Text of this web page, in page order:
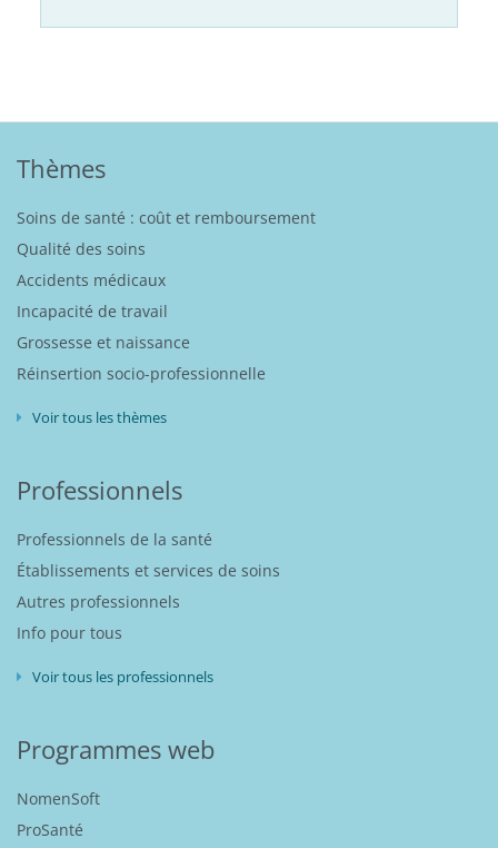
Thèmes
Soins de santé : coût et remboursement
Qualité des soins
Accidents médicaux
Incapacité de travail
Grossesse et naissance
Réinsertion socio-professionnelle
Voir tous les thèmes
Professionnels
Professionnels de la santé
Établissements et services de soins
Autres professionnels
Info pour tous
Voir tous les professionnels
Programmes web
NomenSoft
ProSanté